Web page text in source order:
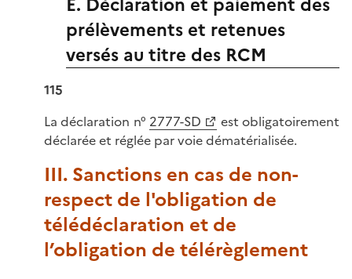
prélèvements et retenues
versés au titre des RCM
115
La déclaration n° 2777-SD
est obligatoirement
déclarée et réglée par voie dématérialisée.
III. Sanctions en cas de non-
respect de l'obligation de
télédéclaration et de
l’obligation de télérèglement